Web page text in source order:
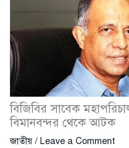
বিজিবির সাবেক
বিমানবন্দর থেকে আটক
জাতীয় / Leave a Comment